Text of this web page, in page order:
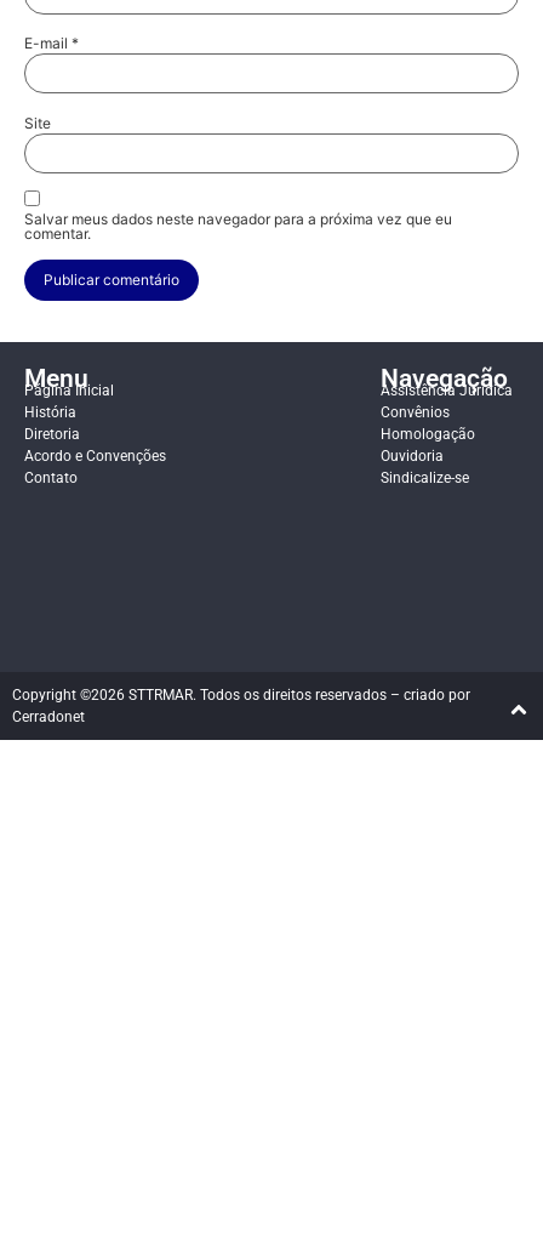
E-mail *
Site
Salvar meus dados neste navegador para a próxima vez que eu
comentar.
Menu
Página Inicial
História
Diretoria
Acordo e Convenções
Contato
Navegação
Assistência Jurídica
Convênios
Homologação
Ouvidoria
Sindicalize-se
Copyright ©2026 STTRMAR. Todos os direitos reservados – criado por
Cerradonet